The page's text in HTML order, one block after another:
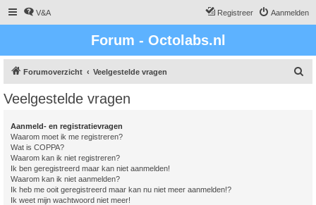
V&A Aanmelden
Registreer
Forum - Octolabs.nl
Forumoverzicht Veelgestelde vragen
Veelgestelde vragen
Aanmeld- en registratievragen
Waarom moet ik me registreren?
Wat is COPPA?
Waarom kan ik niet registreren?
Ik ben geregistreerd maar kan niet aanmelden!
Waarom kan ik niet aanmelden?
Ik heb me ooit geregistreerd maar kan nu niet meer aanmelden!?
Ik weet mijn wachtwoord niet meer!